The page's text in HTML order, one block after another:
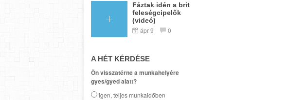
Fáztak idén a brit
feleségcipelők
(videó)
ápr 9 0
A HÉT KÉRDÉSE
Ön visszatérne a munkahelyére
gyes/gyed alatt?
igen, teljes munkaidőben